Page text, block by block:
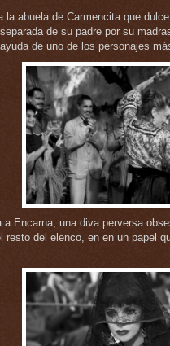
la abuela de Carmencita que
de su padre por su
de uno de los personajes
a Encarna, una diva perversa
resto del elenco, en en un papel